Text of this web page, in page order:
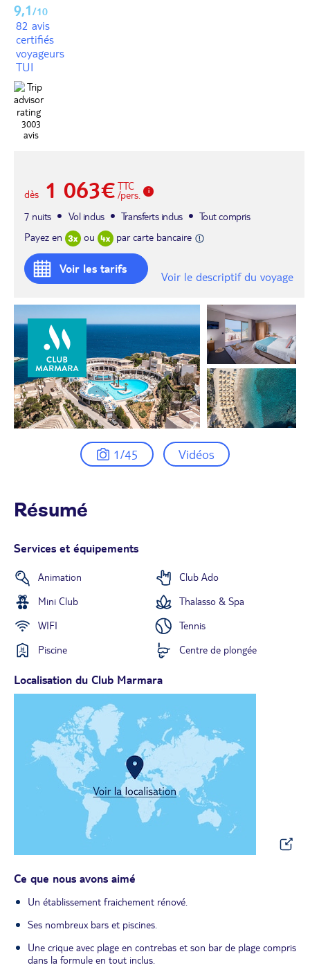
9,1/10
82 avis
certifiés
voyageurs
TUI
3003
avis
dès 1 063€ TTC
/pers.
7 nuits
Vol inclus Transferts inclus
Tout compris
Payez en
ou par carte bancaire
Voir les tarifs
Voir le descriptif du voyage
1/45 Vidéos
Résumé
Services et équipements
Animation
Club Ado
Mini Club
Thalasso & Spa
WIFI
Tennis
Piscine
Centre de plongée
Localisation du Club Marmara
Ce que nous avons aimé
Un établissement fraichement rénové.
Ses nombreux bars et piscines.
Une crique avec plage en contrebas et son bar de plage compris
dans la formule en tout inclus.